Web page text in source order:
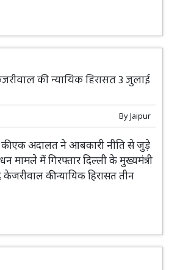
की न्यायिक हिरासत 3 जुलाई
ByJaipur
की एक अदालत ने आबकारी नीति से जुड़े
मामले में गिरफ्तार दिल्ली के मुख्यमंत्री
की न्यायिक हिरासत तीन